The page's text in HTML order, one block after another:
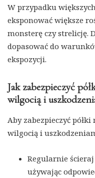
W przypadku
eksponować większe
monsterę czy strelicję.
dopasować do
ekspozycji.
Jak zabezpieczyć
wilgocią i
Aby zabezpieczyć
wilgocią i
Regularnie
używając